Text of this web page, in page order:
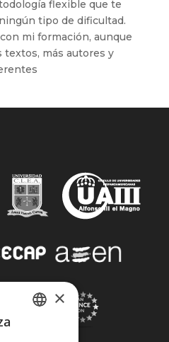
flexible que te
tipo de dificultad.
mi formación, aunque
textos, más autores y
×